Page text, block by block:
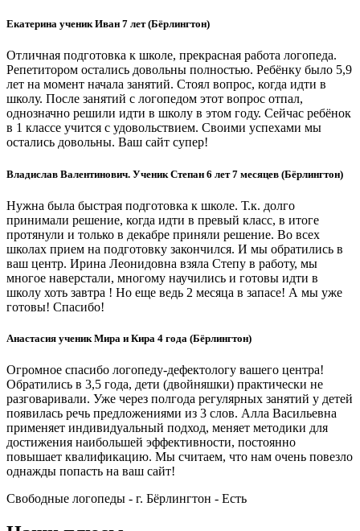
Екатерина ученик Иван 7 лет (Бёрлингтон)
Отличная подготовка к школе, прекрасная работа логопеда.
Репетитором остались довольны полностью. Ребёнку было 5,9
лет на момент начала занятий. Стоял вопрос, когда идти в
школу. После занятий с логопедом этот вопрос отпал,
однозначно решили идти в школу в этом году. Сейчас ребёнок
в 1 классе учится с удовольствием. Своими успехами мы
остались довольны. Ваш сайт супер!
Владислав Валентинович. Ученик Степан 6 лет 7 месяцев (Бёрлингтон)
Нужна была быстрая подготовка к школе. Т.к. долго
принимали решение, когда идти в превый класс, в итоге
протянули и только в декабре приняли решение. Во всех
школах прием на подготовку закончился. И мы обратились в
ваш центр. Ирина Леонидовна взяла Степу в работу, мы
многое наверстали, многому научились и готовы идти в
школу хоть завтра ! Но еще ведь 2 месяца в запасе! А мы уже
готовы! Спасибо!
Анастасия ученик Мира и Кира 4 года (Бёрлингтон)
Огромное спасибо логопеду-дефектологу вашего центра!
Обратились в 3,5 года, дети (двойняшки) практически не
разговаривали. Уже через полгода регулярных занятий у детей
появилась речь предложениями из 3 слов. Алла Васильевна
применяет индивидуальный подход, меняет методики для
достижения наибольшей эффективности, постоянно
повышает квалификацию. Мы считаем, что нам очень повезло
однажды попасть на ваш сайт!
Свободные логопеды - г. Бёрлингтон - Есть